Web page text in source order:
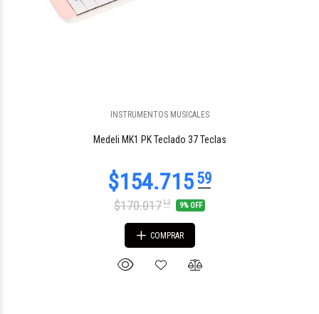
INSTRUMENTOS MUSICALES
Medeli MK1 PK Teclado 37 Teclas
$170.01713 9% OFF
COMPRAR